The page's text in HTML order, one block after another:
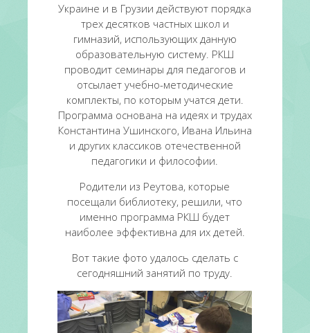
Украине и в Грузии действуют порядка
трех десятков частных школ и
гимназий, использующих данную
образовательную систему. РКШ
проводит семинары для педагогов и
отсылает учебно-методические
комплекты, по которым учатся дети.
Программа основана на идеях и трудах
Константина Ушинского, Ивана Ильина
и других классиков отечественной
педагогики и философии.
Родители из Реутова, которые
посещали библиотеку, решили, что
именно программа РКШ будет
наиболее эффективна для их детей.
Вот такие фото удалось сделать с
сегодняшний занятий по труду.